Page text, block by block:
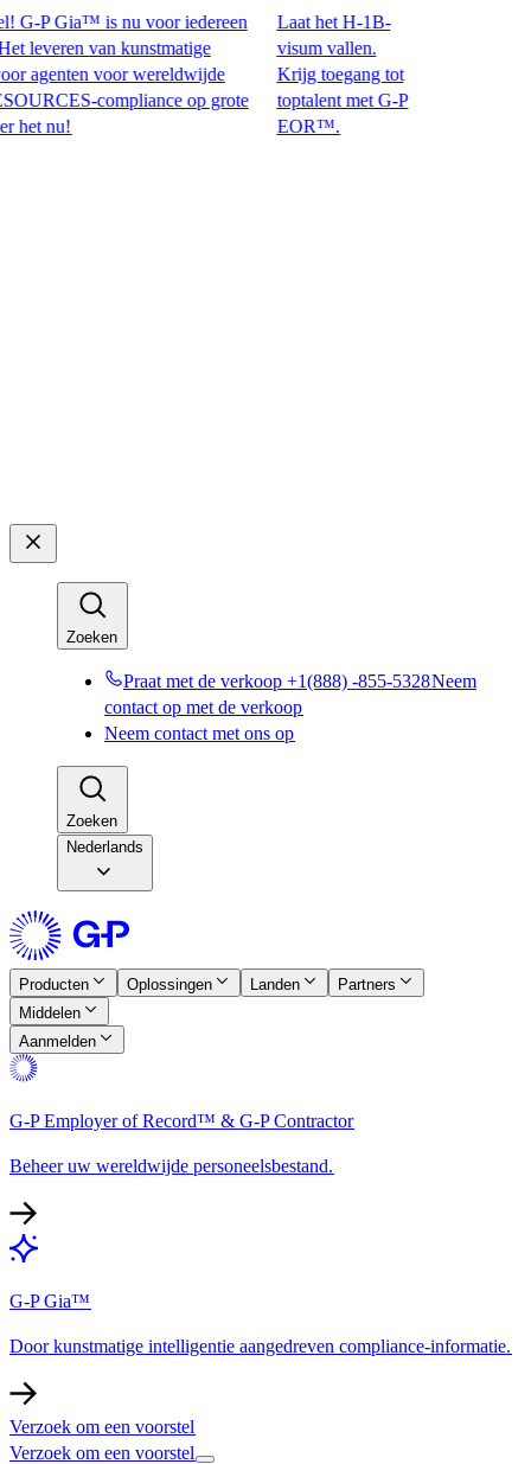
Gia™ is nu voor iedereen
van kunstmatige
voor wereldwijde
compliance op grote
nu!​​
Laat het H-1B-
visum vallen.
Krijg toegang tot
toptalent met G-P
EOR™.​​
Zoeken​​
Praat met de verkoop +1(888) -855-5328​​Neem
contact op met de verkoop​​
Neem contact met ons op​​
Zoeken​​
Nederlands
Producten​​ Oplossingen​​ Landen​​
Partners​​
Middelen​​
Aanmelden​​
G-P Employer of Record™ & G-P Contractor​​
Beheer uw wereldwijde personeelsbestand.​​
G-P Gia™​​
Door kunstmatige intelligentie aangedreven compliance-informatie.​​
Verzoek om een voorstel​​
Verzoek om een voorstel​​